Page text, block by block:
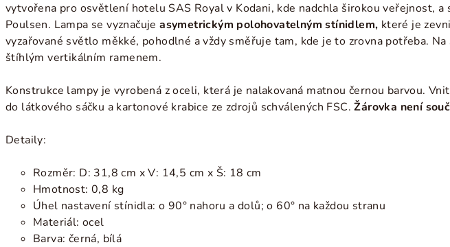
vytvořena pro osvětlení hotelu SAS Royal v Kodani, kde nadchla širokou veřejnost,
Poulsen. Lampa se vyznačujeasymetrickým polohovatelným stínidlem, které je
vyzařované světlo měkké, pohodlné a vždy směřuje tam, kde je to zrovna potřeba.
štíhlým vertikálním ramenem.
Konstrukce lampy je vyrobená z oceli, která je nalakovaná matnou černou barvou.
do látkového sáčku a kartonové krabice ze zdrojů schválených FSC.Žárovka není
Detaily:
Rozměr: D: 31,8 cm x V: 14,5 cm x Š: 18 cm
Hmotnost: 0,8 kg
Úhel nastavení stínidla: o 90° nahoru a dolů; o 60° na každou stranu
Materiál: ocel
Barva: černá, bílá